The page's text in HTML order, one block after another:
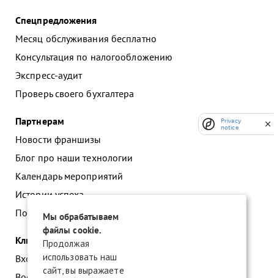
Спецпредложения
Месяц обслуживания бесплатно
Консультация по налогообложению
Экспресс-аудит
Проверь своего бухгалтера
Партнерам
Новости франшизы
Блог про наши технологии
Календарь мероприятий
Истории успеха
Подать заявку на франшизу
Клиентам
Вход в личный кабинет
Мы обрабатываем
файлы cookie.
Продолжая
использовать наш
сайт, вы выражаете
Privacy
notice